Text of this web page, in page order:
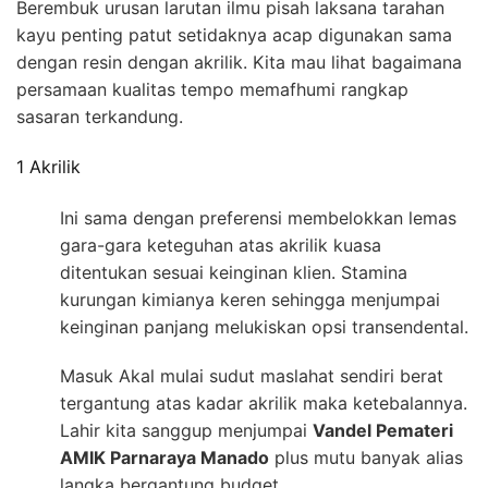
Berembuk urusan larutan ilmu pisah laksana tarahan
kayu penting patut setidaknya acap digunakan sama
dengan resin dengan akrilik. Kita mau lihat bagaimana
persamaan kualitas tempo memafhumi rangkap
sasaran terkandung.
1 Akrilik
Ini sama dengan preferensi membelokkan lemas
gara-gara keteguhan atas akrilik kuasa
ditentukan sesuai keinginan klien. Stamina
kurungan kimianya keren sehingga menjumpai
keinginan panjang melukiskan opsi transendental.
Masuk Akal mulai sudut maslahat sendiri berat
tergantung atas kadar akrilik maka ketebalannya.
Lahir kita sanggup menjumpai Vandel Pemateri
AMIK Parnaraya Manado plus mutu banyak alias